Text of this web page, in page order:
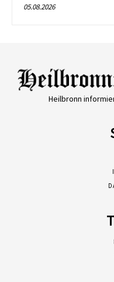
05.08.2026
Heilbronn